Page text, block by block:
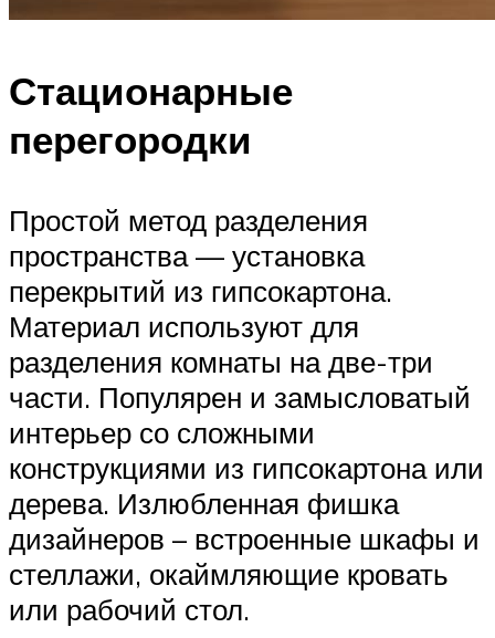
Стационарные
перегородки
Простой метод разделения
пространства — установка
перекрытий из гипсокартона.
Материал используют для
разделения комнаты на две-три
части. Популярен и замысловатый
интерьер со сложными
конструкциями из гипсокартона или
дерева. Излюбленная фишка
дизайнеров – встроенные шкафы и
стеллажи, окаймляющие кровать
или рабочий стол.